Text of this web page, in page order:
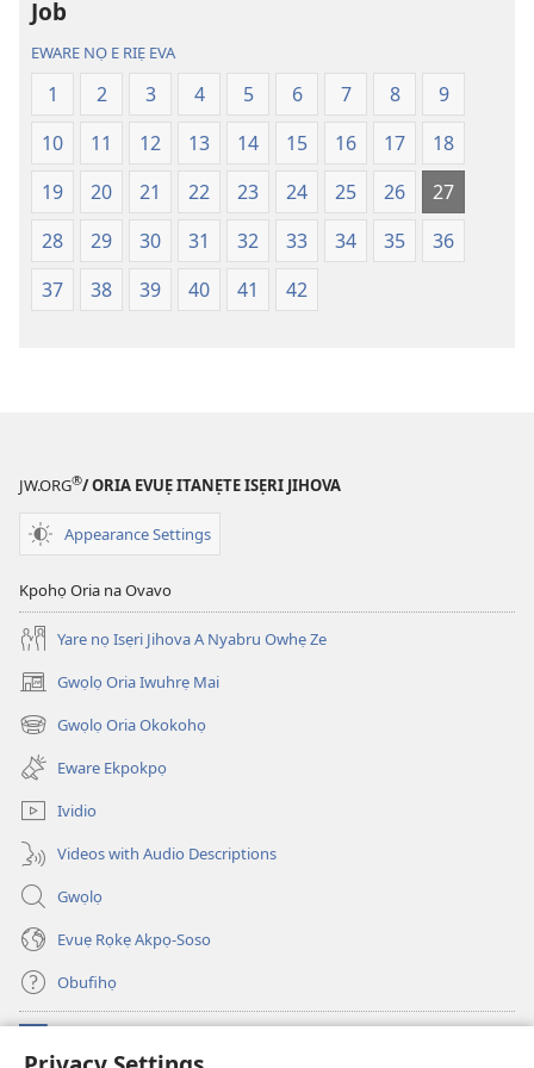
Ọkpokpọ
ọrọ
Ikereakere
Efuafo
Na
(Onọ
wariẹ
Na
(Onọ
a
wariẹ
evaọ
2013)
Job
EWARE NỌ E RIẸ EVA
1 2 3 4 5 6 7 8
9
10
11 12 13 14 15 16 17
18
19
20 21 22 23 24 25 26
27
28
29 30 31 32 33 34 35
36
37
38 39 40 41 42
JW.ORG®/ ORIA EVUẸ ITANẸTE ISẸRI JIHOVA
Appearance Settings
Kpohọ Oria na Ovavo
Yare nọ Isẹri Jihova A Nyabru Owhẹ Ze
Gwọlọ Oria Iwuhrẹ Mai
(opens
new
window)
Gwọlọ Oria Okokohọ
(opens
new
window)
Eware Ekpokpọ
Ividio
Videos with Audio Descriptions
Gwọlọ
Evuẹ Rọkẹ Akpọ-Soso
Obufihọ
(opens